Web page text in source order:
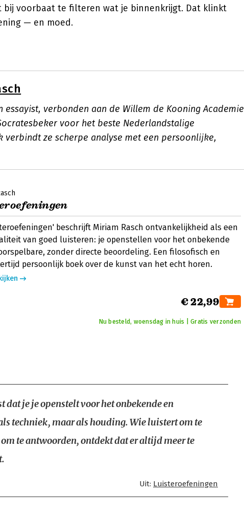
bij voorbaat te filteren wat je binnenkrijgt. Dat klinkt
— en moed.
essayist, verbonden aan de Willem de Kooning Academie
voor het beste Nederlandstalige
ze scherpe analyse met een persoonlijke,
beschrijft Miriam Rasch ontvankelijkheid als een
van goed luisteren: je openstellen voor het onbekende
zonder directe beoordeling. Een filosofisch en
persoonlijk boek over de kunst van het echt horen.
€ 22,99
Nu besteld, woensdag in huis | Gratis verzonden
je je openstelt voor het onbekende en
techniek, maar als houding. Wie luistert om te
te antwoorden, ontdekt dat er altijd meer te
Uit: Luisteroefeningen